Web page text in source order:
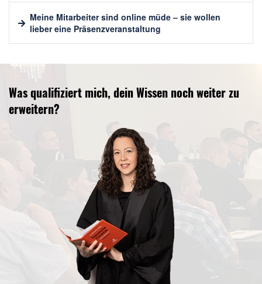
Meine Mitarbeiter sind online müde – sie wollen
Was qualifiziert mich, dein Wissen noch weiter zu